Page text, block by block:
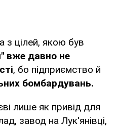
з цілей, якою був
вже давно не
, бо підприємство й
бомбардувань.
лише як привід для
завод на Лук'янівці,